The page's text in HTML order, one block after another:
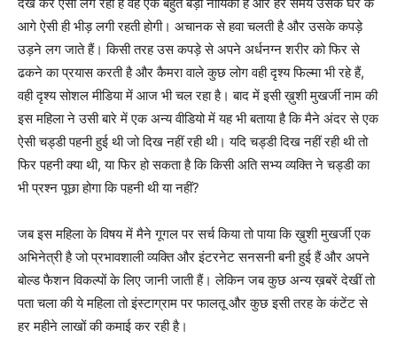
आगे ऐसी ही भीड़ लगी रहती होगी। अचानक से हवा चलती है और उसके कपड़े
उड़ने लग जाते हैं। किसी तरह उस कपड़े से अपने अर्धनग्न शरीर को फिर से
ढकने का प्रयास करती है और कैमरा वाले कुछ लोग वही दृश्य फिल्मा भी रहे हैं,
वही दृश्य सोशल मीडिया में आज भी चल रहा है। बाद में इसी ख़ुशी मुखर्जी नाम की
इस महिला ने उसी बारे में एक अन्य वीडियो में यह भी बताया है कि मैने अंदर से एक
ऐसी चड्डी पहनी हुई थी जो दिख नहीं रही थी। यदि चड्डी दिख नहीं रही थी तो
फिर पहनी क्या थी, या फिर हो सकता है कि किसी अति सभ्य व्यक्ति ने चड्डी का
भी प्रश्न पूछा होगा कि पहनी थी या नहीं?
जब इस महिला के विषय में मैने गूगल पर सर्च किया तो पाया कि ख़ुशी मुखर्जी एक
अभिनेत्री है जो प्रभावशाली व्यक्ति और इंटरनेट सनसनी बनी हुई हैं और अपने
बोल्ड फैशन विकल्पों के लिए जानी जाती हैं। लेकिन जब कुछ अन्य ख़बरें देखीं तो
पता चला की ये महिला तो इंस्टाग्राम पर फालतू और कुछ इसी तरह के कंटेंट से
हर महीने लाखों की कमाई कर रही है।